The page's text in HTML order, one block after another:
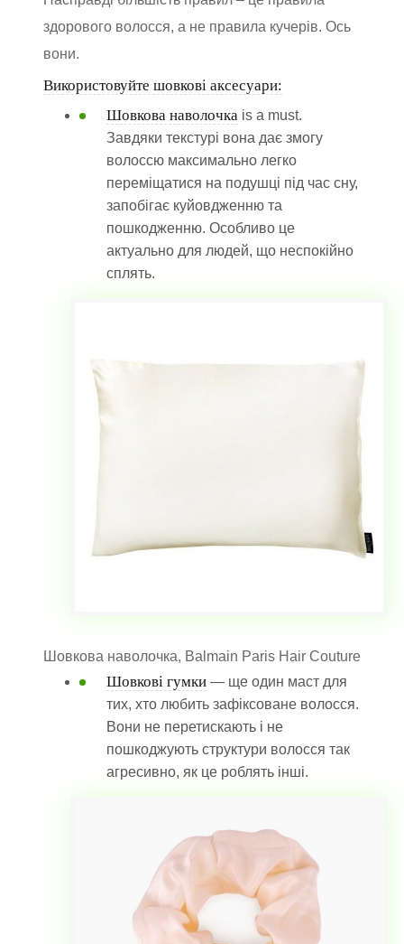
здорового волосся, а не правила кучерів. Ось
вони.
Використовуйте шовкові аксесуари:
Шовкова наволочка is a must.
Завдяки текстурі вона дає змогу
волоссю максимально легко
переміщатися на подушці під час сну,
запобігає куйовдженню та
пошкодженню. Особливо це
актуально для людей, що неспокійно
сплять.
Шовкова наволочка, Balmain Paris Hair Couture
Шовкові гумки — ще один маст для
тих, хто любить зафіксоване волосся.
Вони не перетискають і не
пошкоджують структури волосся так
агресивно, як це роблять інші.